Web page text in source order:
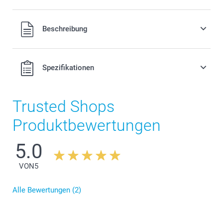
17,00/Stück
Alle Preise verstehen sich in EURO (€) inkl. MwSt. und zzgl.
Versandkosten.Beschreibung
Spezifikationen
Trusted Shops
Produktbewertungen
5.0
VON 5
Alle Bewertungen (2)